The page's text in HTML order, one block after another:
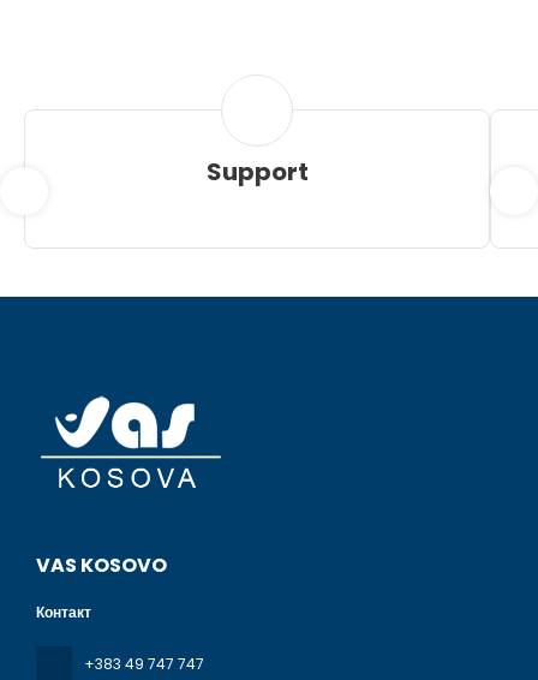
Support
VAS KOSOVO
Контакт
+383 49 747 747